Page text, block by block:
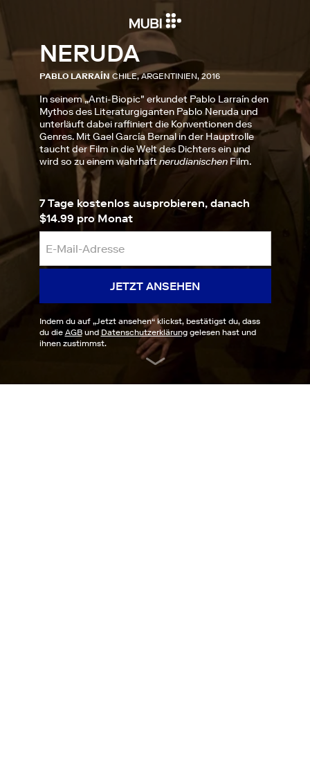
NERUDA
PABLO LARRAÍN CHILE, ARGENTINIEN, 2016
In seinem „Anti-Biopic" erkundet Pablo Larraín den
Mythos des Literaturgiganten Pablo Neruda und
unterläuft dabei raffiniert die Konventionen des
Genres. Mit Gael García Bernal in der Hauptrolle
taucht der Film in die Welt des Dichters ein und
wird so zu einem wahrhaftnerudianischenFilm.
7 Tage kostenlos ausprobieren, danach
$14.99 pro Monat
JETZT ANSEHEN
Indem du auf „Jetzt ansehen“ klickst, bestätigst du, dass
du die AGBund Datenschutzerklärunggelesen hast und
ihnen zustimmst.